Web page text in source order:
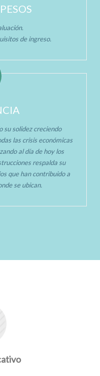
de ingreso.
su solidez creciendo
las crisis económicas
al día de hoy los
respalda su
que han contribuido a
se ubican.